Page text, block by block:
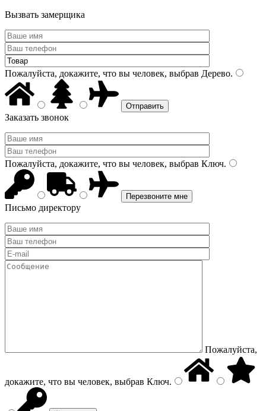
Вызвать замерщика
Пожалуйста, докажите, что вы человек, выбрав Дерево.
Заказать звонок
Пожалуйста, докажите, что вы человек, выбрав Ключ.
Письмо директору
Пожалуйста,
докажите, что вы человек, выбрав Ключ.